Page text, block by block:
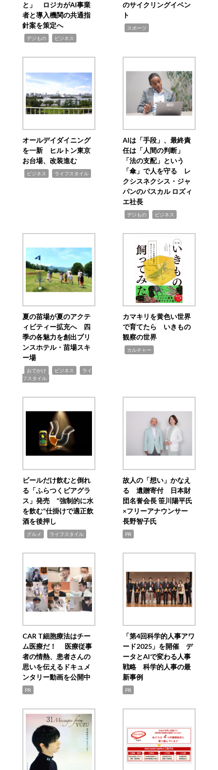
と」 ロジカがAI事業
者と導入機関の共通指
針案を策定へ
デジもの ビジネス
のサイクリングイベン
ト
スポーツ
オールデイダイニング
を一新 ヒルトン東京
お台場、改装進む
ビジネス ライフスタイル
AIは「手段」、最終責
任は「人間の判断」
「法の支配」という
「傘」で人を守る レ
クシスネクシス・ジャ
パンのパスカル ロズィ
エ社長
デジもの ビジネス
夏の苗場が夏のアクテ
ィビティー拡充へ 四
季の各魅力を創出プリ
ンスホテル・苗場スキ
ー場
おでかけ ビジネス
ライ
フスタイル
カマキリを黄色い世界
で育てたら いきもの
観察の世界
カルチャー
ビールだけ飲むと倒れ
る「ふらつくビアグラ
ス」発売 “強制的に水
を飲む”仕掛けで適正飲
酒を後押し
グルメ ライフスタイル
故人の「想い」かなえ
る 遺贈寄付 日本財
団名誉会長 笹川陽平氏
×フリーアナウンサー
長野智子氏
PR
CAR T細胞療法はチー
ム医療だ！ 医療従事
者の情熱、患者さんの
思いを伝えるドキュメ
ンタリー動画を公開中
PR
「第4回科学的人事アワ
ード2025」を開催 デ
ータとAIで変わる人事
戦略 科学的人事の最
新事例
PR